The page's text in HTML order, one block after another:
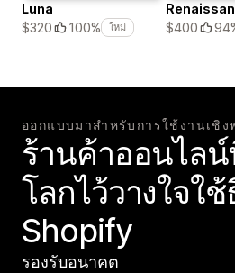
Luna
$320
100% ใหม่
$400
ออกแบบมาสำหรับการใช้งานเชิ
ร้านค้าออนไล
โลกไว้วางใจใ
Shopify
รองรับอนาคต